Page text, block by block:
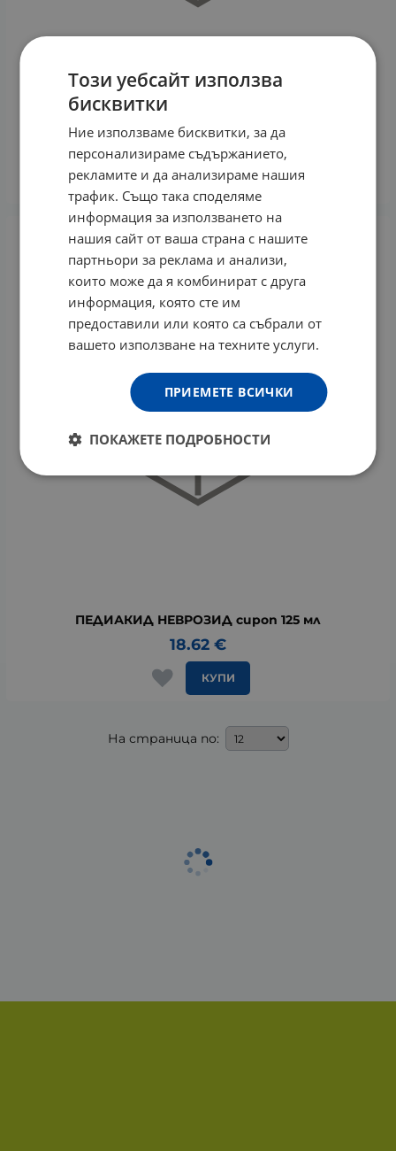
КУПИ
ПЕДИАКИД НЕВРОЗИД сироп 125 мл
18.62 €
КУПИ
На страница по:
Този уебсайт използва
бисквитки
Ние използваме бисквитки, за да
персонализираме съдържанието,
рекламите и да анализираме нашия
трафик. Също така споделяме
информация за използването на
нашия сайт от ваша страна с нашите
партньори за реклама и анализи,
които може да я комбинират с друга
информация, която сте им
предоставили или която са събрали от
вашето използване на техните услуги.
ПРИЕМЕТЕ ВСИЧКИ
ПОКАЖЕТЕ ПОДРОБНОСТИ